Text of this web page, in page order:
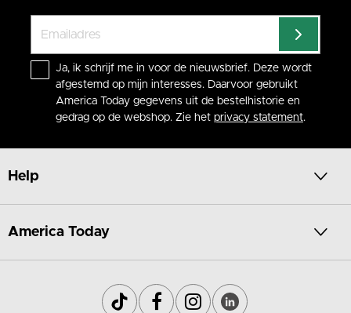
Ja, ik schrijf me in voor de nieuwsbrief. Deze wordt
afgestemd op mijn interesses. Daarvoor gebruikt
America Today gegevens uit de bestelhistorie en
gedrag op de webshop. Zie het privacy statement.
Help
America Today